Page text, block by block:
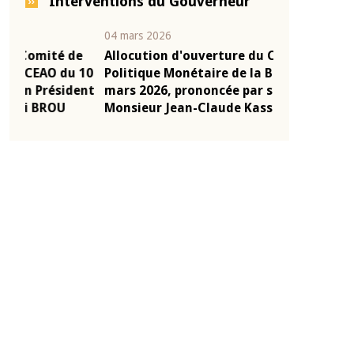
Allocution d'ouverture du Comité de
Politique Monétaire de la BCEAO du 4
mars 2026, prononcée par son Président
Monsieur Jean-Claude Kassi BROU